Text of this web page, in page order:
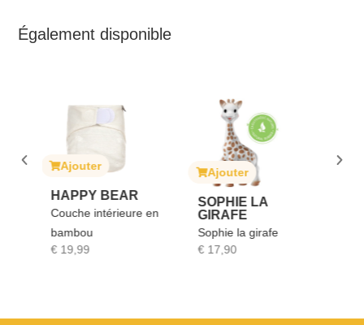
Également disponible
Ajouter
HAPPY BEAR
Couche intérieure en
bambou
€ 19,99
Ajouter
SOPHIE LA
GIRAFE
Sophie la girafe
€ 17,90